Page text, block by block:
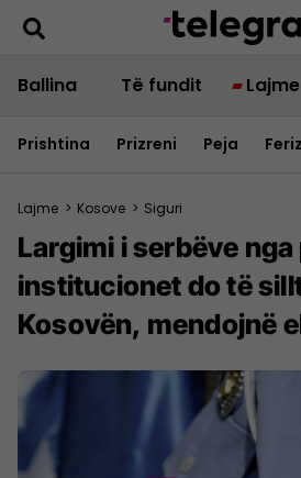
Ballina Të fundit Lajme
Prishtina Prizreni Peja
Lajme > Kosove > Siguri
Largimi i serbëve
institucionet do të
Kosovën, mendojnë